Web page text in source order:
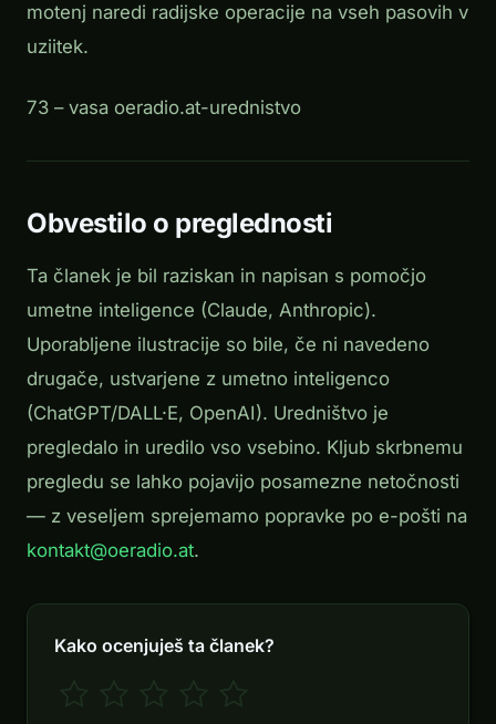
motenj naredi radijske operacije na vseh pasovih v
uziitek.
73 – vasa oeradio.at-urednistvo
Obvestilo o preglednosti
Ta članek je bil raziskan in napisan s pomočjo
umetne inteligence (Claude, Anthropic).
Uporabljene ilustracije so bile, če ni navedeno
drugače, ustvarjene z umetno inteligenco
(ChatGPT/DALL·E, OpenAI). Uredništvo je
pregledalo in uredilo vso vsebino. Kljub skrbnemu
pregledu se lahko pojavijo posamezne netočnosti
— z veseljem sprejemamo popravke po e-pošti na
kontakt@oeradio.at.
Kako ocenjuješ ta članek?